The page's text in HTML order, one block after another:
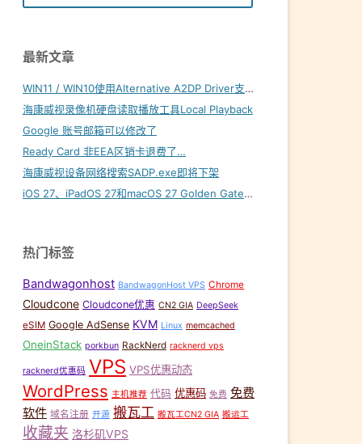
最新文章
WIN11 / WIN10使用Alternative A2DP Driver支持LDAC
海康威视录像机硬盘读取播放工具Local Playback
Google 账号邮箱可以修改了
Ready Card 非EEA区销卡退费了…
海康威视设备网络搜索SADP.exe即将下架
iOS 27、iPadOS 27和macOS 27 Golden Gate内置壁纸下载
热门标签
Bandwagonhost BandwagonHost VPS Chrome
Cloudcone Cloudcone优惠 CN2 GIA DeepSeek
eSIM Google AdSense KVM Linux memcached
OneinStack porkbun RackNerd racknerd vps
racknerd优惠码 VPS VPS优惠动态
WordPress 主机推荐 代码 优惠码 免费 免费
软件 域名注册 开源 搬瓦工 搬瓦工CN2 GIA 搬运工
收藏夹 洛杉矶VPS